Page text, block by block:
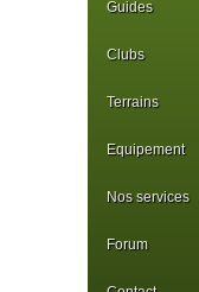
Guides
Clubs
Terrains
Equipement
Nos services
Forum